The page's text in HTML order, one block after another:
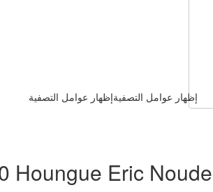
إظهار عوامل التصفيةإظهار عوامل التصفية
Houngue Eric